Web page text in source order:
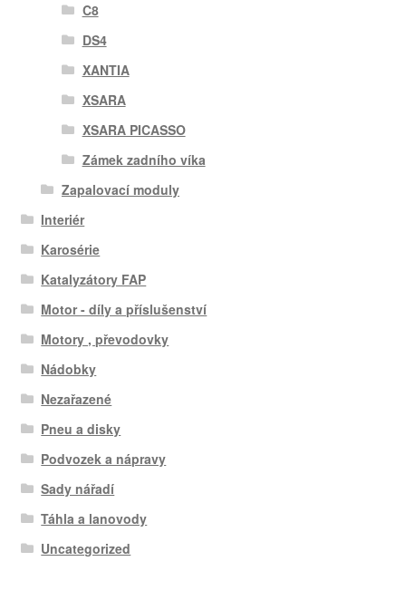
C8
DS4
XANTIA
XSARA
XSARA PICASSO
Zámek zadního víka
Zapalovací moduly
Interiér
Karosérie
Katalyzátory FAP
Motor - díly a příslušenství
Motory , převodovky
Nádobky
Nezařazené
Pneu a disky
Podvozek a nápravy
Sady nářadí
Táhla a lanovody
Uncategorized